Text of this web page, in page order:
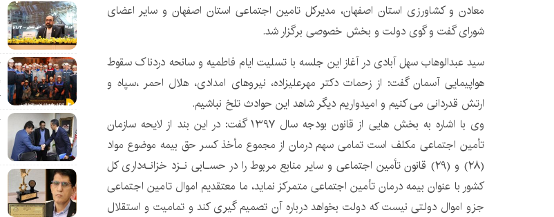
معادن و کشاورزی استان اصفهان، مدیرکل تامین اجتماعی استان اصفهان و سایر اعضای
شورای گفت و گوی دولت و بخش خصوصی برگزار شد.
سید عبدالوهاب سهل آبادی در آغاز این جلسه با تسلیت ایام فاطمیه و سانحه دردناک سقوط
هواپیمایی آسمان گفت: از زحمات دکتر مهرعلیزاده، نیروهای امدادی، هلال احمر ،سپاه و
ارتش قدردانی می کنیم و امیدواریم دیگر شاهد این حوادث تلخ نباشیم.
وی با اشاره به بخش هایی از قانون بودجه سال ١٣٩٧ گفت: در این بند از لایحه سازمان
تأمین اجتماعی مکلف است تمامی سهم درمان از مجموع مأخذ کسر حق بیمه موضوع مواد
(٢٨) و (٢٩) قانون تأمین اجتماعی و سایر منابع مربوط را در حسـابی نـزد خزانـه‌داری کل
کشور با عنوان بیمه درمان تأمین اجتماعی متمرکز نماید، ما معتقدیم اموال تامین اجتماعی
جزو اموال دولتی نیست که دولت بخواهد درباره آن تصمیم گیری کند و تمامیت و استقلال